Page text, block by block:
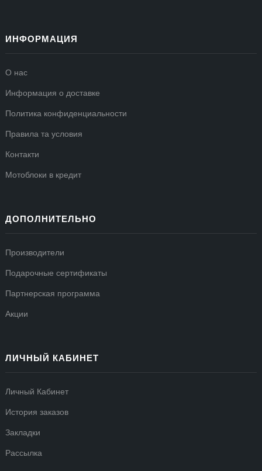
ИНФОРМАЦИЯ
О нас
Информация о доставке
Политика конфиденциальности
Правила та условия
Контакти
Мотоблоки в кредит
ДОПОЛНИТЕЛЬНО
Производители
Подарочные сертификаты
Партнерская программа
Акции
ЛИЧНЫЙ КАБИНЕТ
Личный Кабинет
История заказов
Закладки
Рассылка